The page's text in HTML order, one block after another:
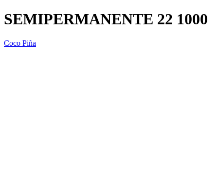
SEMIPERMANENTE 22 1000
Coco Piña